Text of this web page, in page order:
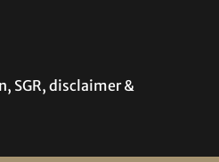
SGR, disclaimer &